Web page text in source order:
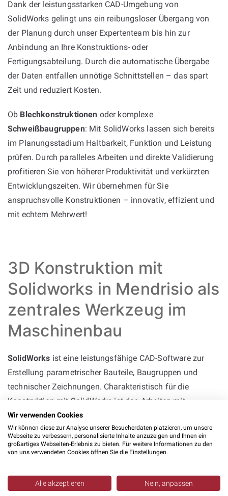
Dank der leistungsstarken CAD-Umgebung von
SolidWorks gelingt uns ein reibungsloser Übergang von
der Planung durch unser Expertenteam bis hin zur
Anbindung an Ihre Konstruktions- oder
Fertigungsabteilung. Durch die automatische Übergabe
der Daten entfallen unnötige Schnittstellen – das spart
Zeit und reduziert Kosten.
Ob Blechkonstruktionen oder komplexe
Schweißbaugruppen: Mit SolidWorks lassen sich bereits
im Planungsstadium Haltbarkeit, Funktion und Leistung
prüfen. Durch paralleles Arbeiten und direkte Validierung
profitieren Sie von höherer Produktivität und verkürzten
Entwicklungszeiten. Wir übernehmen für Sie
anspruchsvolle Konstruktionen – innovativ, effizient und
mit echtem Mehrwert!
3D Konstruktion mit
Solidworks in Mendrisio als
zentrales Werkzeug im
Maschinenbau
SolidWorks ist eine leistungsfähige CAD-Software zur
Erstellung parametrischer Bauteile, Baugruppen und
technischer Zeichnungen. Charakteristisch für die
Konstruktion mit SolidWorks ist das Arbeiten mit
Beziehungen, die Elemente zueinander in Position setzen,
sowie mit konkreten Bemaßungen zur präzisen Definition
von Geometrien. Die Software kann selbst genutzt
Solidworks Dienstleistern
Wir verwenden Cookies
Wir können diese zur Analyse unserer Besucherdaten platzieren, um unsere
Webseite zu verbessern, personalisierte Inhalte anzuzeigen und Ihnen ein
großartiges Webseiten-Erlebnis zu bieten. Für weitere Informationen zu den
von uns verwendeten Cookies öffnen Sie die Einstellungen.
Alle akzeptieren Nein, anpassen